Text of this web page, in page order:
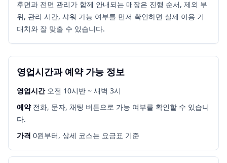
후면과 전면 관리가 함께 안내되는 매장은 진행 순서, 제외 부
위, 관리 시간, 샤워 가능 여부를 먼저 확인하면 실제 이용 기
대치와 잘 맞출 수 있습니다.
영업시간과 예약 가능 정보
영업시간 오전 10시반 ~ 새벽 3시
예약 전화, 문자, 채팅 버튼으로 가능 여부를 확인할 수 있습니
다.
가격 0원부터, 상세 코스는 요금표 기준